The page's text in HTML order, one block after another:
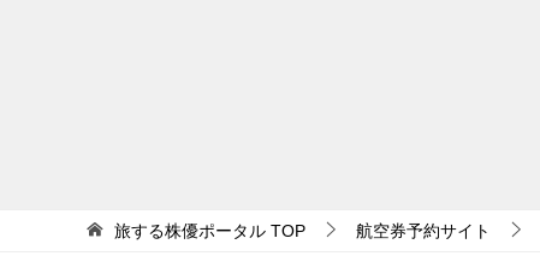
旅する株優ポータル TOP 航空券予約サイト